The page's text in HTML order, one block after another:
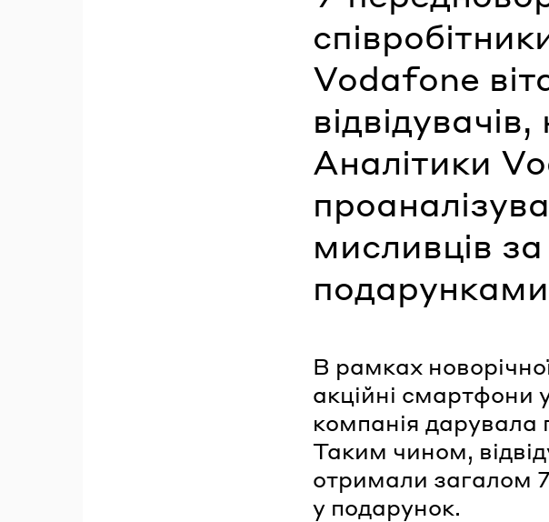
Vodafone
Аналітики
мисливців
В рамках
акційні смартфони
компанія дарувала
Таким чином,
отримали загалом
у подарунок.